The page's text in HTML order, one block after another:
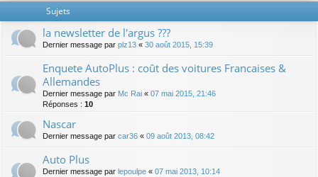
Sujets
la newsletter de l'argus ???
Dernier message par plz13 « 30 août 2015, 15:39
Enquete AutoPlus : coût des voitures Francaises &
Allemandes
Dernier message par Mc Rai « 07 mai 2015, 21:46
Réponses : 10
Nascar
Dernier message par car36 « 09 août 2013, 08:42
Auto Plus
Dernier message par lepoulpe « 07 mai 2013, 10:14